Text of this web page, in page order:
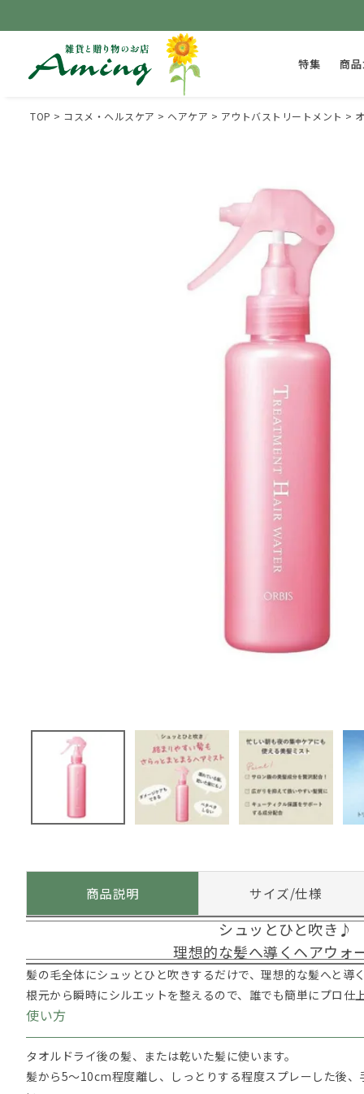
特集 商
TOP コスメ・ヘルスケア ヘアケア アウトバストリートメント
商品説明 サイズ/仕様
シュッとひと吹き♪
理想的な髪へ導くヘアウォ
髪の毛全体にシュッとひと吹きするだけで、理想的な髪へと導
根元から瞬時にシルエットを整えるので、誰でも簡単にプロ仕
使い方
タオルドライ後の髪、または乾いた髪に使います。
髪から5～10cm程度離し、しっとりする程度スプレーした後